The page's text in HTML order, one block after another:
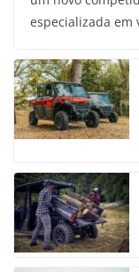
especializada em